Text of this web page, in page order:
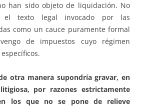
han sido objeto de liquidación. No
el texto legal invocado por las
como un cauce puramente formal
de impuestos cuyo régimen
otra manera supondría gravar, en
por razones estrictamente
los que no se pone de relieve